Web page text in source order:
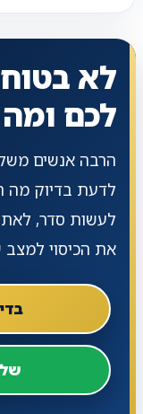
לא
לכם
הרבה אנשים
לדעת בדיוק מה
לעשות סדר,
את הכיסוי למצב